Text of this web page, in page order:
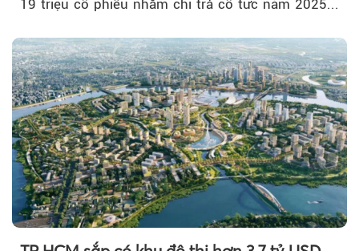
19 triệu cổ phiếu nhằm chi trả cổ tức năm 2025...